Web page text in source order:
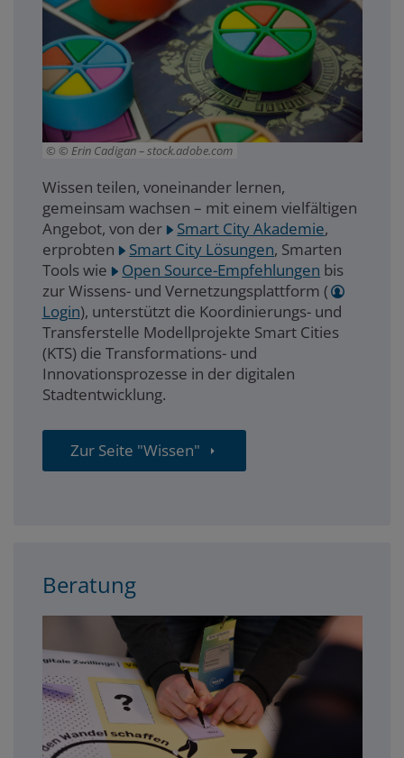
© Erin Cadigan – stock.adobe.com
Wissen teilen, voneinander lernen,
gemeinsam wachsen – mit einem vielfältigen
Angebot, von der
Smart City Akademie,
erprobten
Smart City Lösungen, Smarten
Tools wie
Open Source-Empfehlungen bis
zur Wissens- und Vernetzungsplattform (
Login), unterstützt die Koordinierungs- und
Transferstelle Modellprojekte Smart Cities
(KTS) die Transformations- und
Innovationsprozesse in der digitalen
Stadtentwicklung.
Zur Seite "Wissen"
Beratung